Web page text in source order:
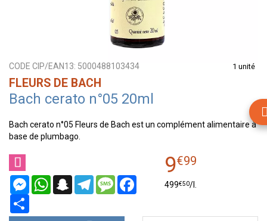
CODE CIP/EAN13: 5000488103434 1 unité
FLEURS DE BACH
Bach cerato n°05 20ml
Bach cerato n°05 Fleurs de Bach est un complément alimentaire à
base de plumbago.
MessengerWhatsAppSnapchatTelegramMessageFacebook
9€99
499€50/